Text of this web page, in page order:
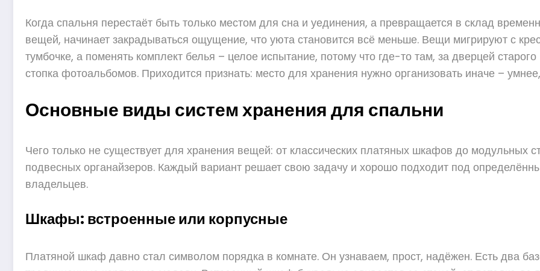
Когда спальня перестаёт быть только местом для сна и уединения, а превращается в склад
вещей, начинает закрадываться ощущение, что уюта становится всё меньше. Вещи мигрируют с
тумбочке, а поменять комплект белья – целое испытание, потому что где-то там, за дверцей
стопка фотоальбомов. Приходится признать: место для хранения нужно организовать иначе –
Основные виды систем хранения для спальни
Чего только не существует для хранения вещей: от классических платяных шкафов до модульных
подвесных органайзеров. Каждый вариант решает свою задачу и хорошо подходит под
владельцев.
Шкафы: встроенные или корпусные
Платяной шкаф давно стал символом порядка в комнате. Он узнаваем, прост, надёжен. Есть два